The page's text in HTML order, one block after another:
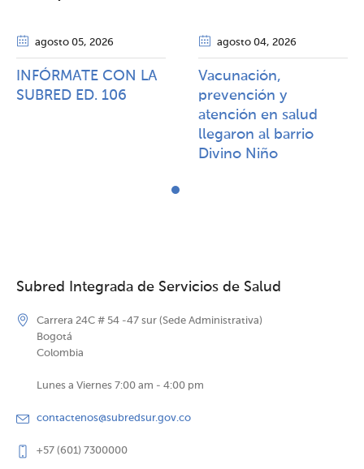
agosto 05, 2026
INFÓRMATE CON LA
SUBRED ED. 106
agosto 04, 2026
Vacunación,
prevención y
atención en salud
llegaron al barrio
Divino Niño
Subred Integrada de Servicios de Salud
Carrera 24C # 54 -47 sur (Sede Administrativa)
Bogotá
Colombia
Lunes a Viernes 7:00 am - 4:00 pm
contactenos@subredsur.gov.co
+57 (601) 7300000